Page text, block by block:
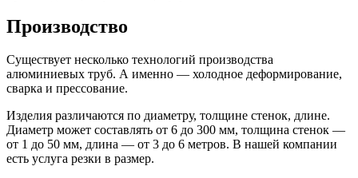
Производство
Существует несколько технологий производства
алюминиевых труб. А именно — холодное деформирование,
сварка и прессование.
Изделия различаются по диаметру, толщине стенок, длине.
Диаметр может составлять от 6 до 300 мм, толщина стенок —
от 1 до 50 мм, длина — от 3 до 6 метров. В нашей компании
есть услуга резки в размер.